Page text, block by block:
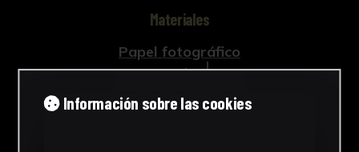
Materiales
Papel fotográfico
Ver más
Información sobre las cookies